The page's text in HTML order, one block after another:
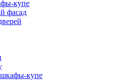
купе
фасад
купе